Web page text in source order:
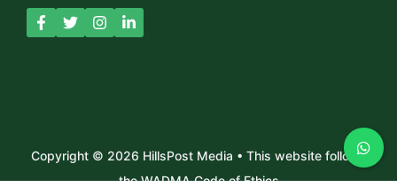
Copyright © 2026 HillsPost Media • This website follows
the WADMA Code of Ethics